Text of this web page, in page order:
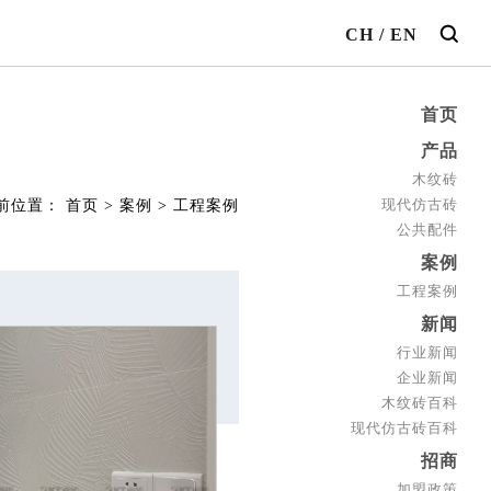
CH /EN
首页
产品
木纹砖
现代仿古砖
公共配件
案例
工程案例
新闻
行业新闻
企业新闻
木纹砖百科
现代仿古砖百科
招商
位置： 首页 > 案例 > 工程案例